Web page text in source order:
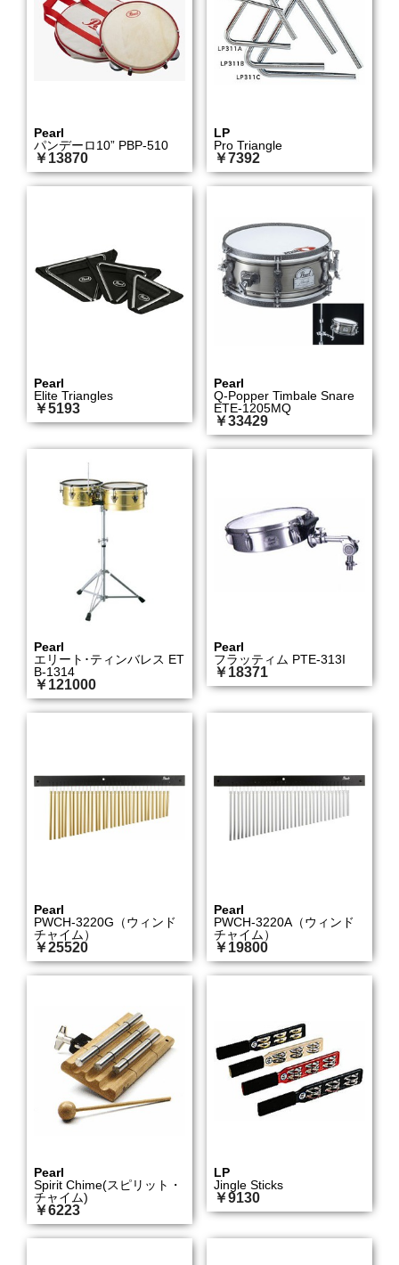
Pearl
パンデーロ10” PBP-510
￥13870
LP
Pro Triangle
￥7392
Pearl
Elite Triangles
￥5193
Pearl
Q-Popper Timbale Snare
ETE-1205MQ
￥33429
Pearl
エリート･ティンバレス ET
B-1314
￥121000
Pearl
フラッティム PTE-313I
￥18371
Pearl
PWCH-3220G（ウィンド
チャイム）
￥25520
Pearl
PWCH-3220A（ウィンド
チャイム）
￥19800
Pearl
Spirit Chime(スピリット・
チャイム)
￥6223
LP
Jingle Sticks
￥9130